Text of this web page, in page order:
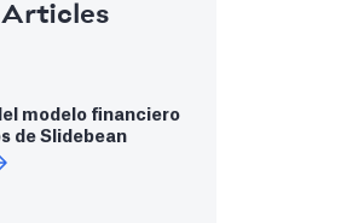
Articles
modelo financiero
de Slidebean